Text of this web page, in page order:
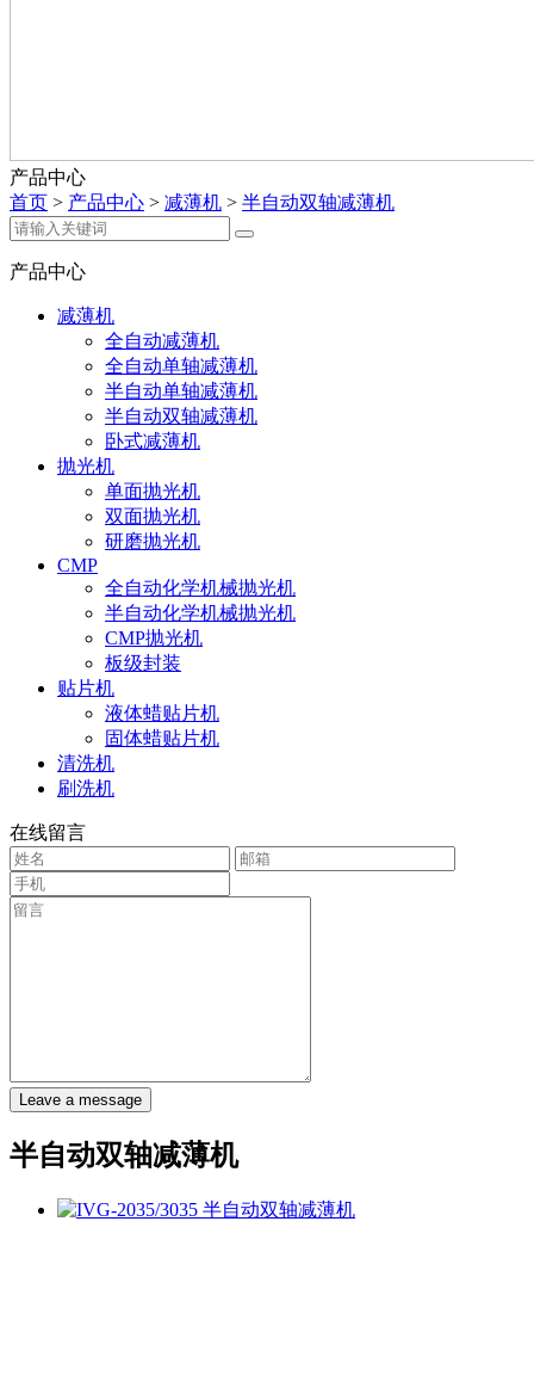
产品中心
首页 > 产品中心 > 减薄机 > 半自动双轴减薄机
产品中心
减薄机
全自动减薄机
全自动单轴减薄机
半自动单轴减薄机
半自动双轴减薄机
卧式减薄机
抛光机
单面抛光机
双面抛光机
研磨抛光机
CMP
全自动化学机械抛光机
半自动化学机械抛光机
CMP抛光机
板级封装
贴片机
液体蜡贴片机
固体蜡贴片机
清洗机
刷洗机
在线留言
Leave a message
半自动双轴减薄机